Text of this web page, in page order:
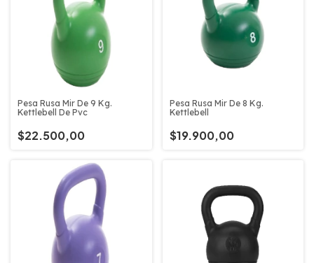
Pesa Rusa Mir De 9 Kg.
Kettlebell De Pvc
$22.500,00
Pesa Rusa Mir De 8 Kg.
Kettlebell
$19.900,00